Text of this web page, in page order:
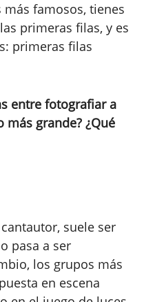
famosos, tienes
primeras filas, y es
primeras filas
entre fotografiar a
grande? ¿Qué
suele ser
pasa a ser
los grupos más
en escena